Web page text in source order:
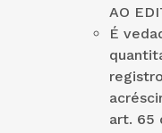
AO
É
art. 65